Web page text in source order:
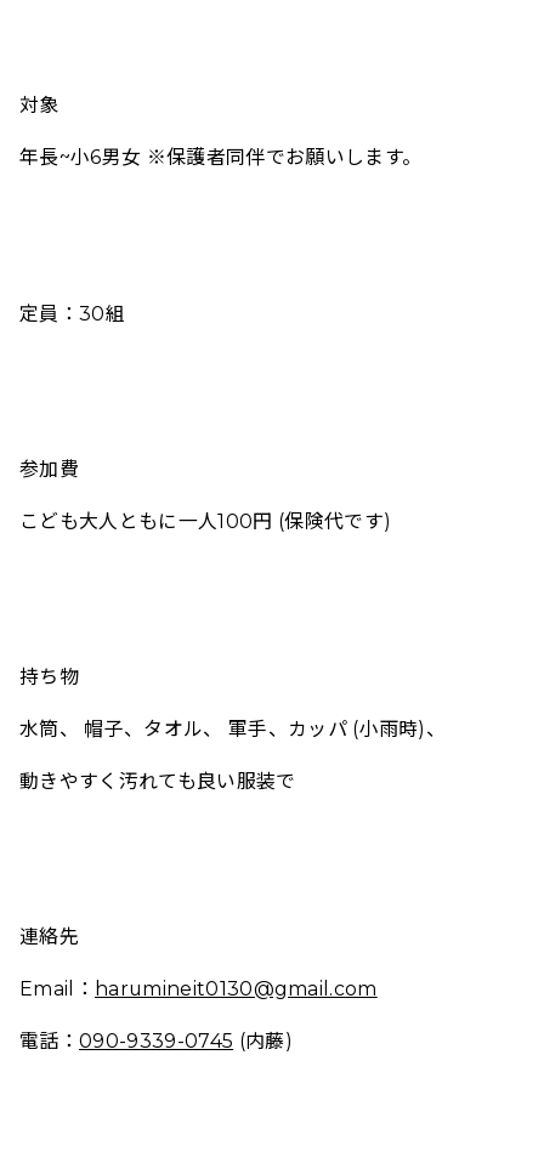
対象
年長~小6男女 ※保護者同伴でお願いします。
定員：30組
参加費
こども大人ともに一人100円 (保険代です)
持ち物
水筒、 帽子、タオル、 軍手、 カッパ (小雨時)、
動きやすく汚れても良い服装で
連絡先
Email： harumineit0130@gmail.com
電話：090-9339-0745 (内藤)